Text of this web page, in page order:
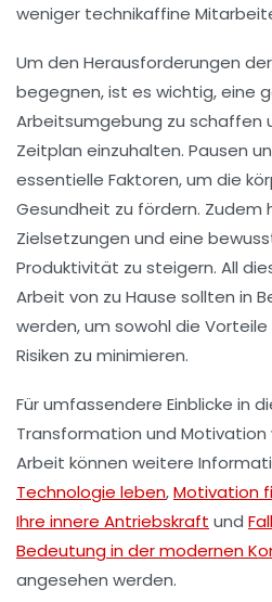
weniger technikaffine
Um den Herausforderungen
begegnen, ist es wichtig, eine
Arbeitsumgebung zu schaffen
Zeitplan einzuhalten. Pausen
essentielle Faktoren, um die
Gesundheit zu fördern. Zudem
Zielsetzungen und eine
Produktivität zu steigern. All
Arbeit von zu Hause sollten in
werden, um sowohl die Vorteile
Risiken zu minimieren.
Für umfassendere Einblicke in
Transformation und Motivation
Arbeit können weitere
Technologie leben,Motivation
Ihre innere Antriebskraft und
Bedeutung in der modernen
angesehen werden.